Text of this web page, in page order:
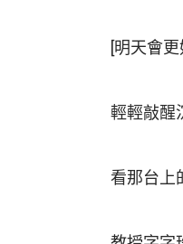
[明天會更
輕輕敲醒
看那台上